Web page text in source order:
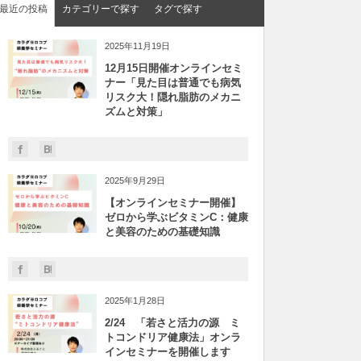
最近の投稿 カテゴリーで探す タグで探す
2025年11月19日
12月15日開催オンラインセミ
ナー「見た目は普通でも病気
リスク大！隠れ脂肪のメカニ
ズムと対策」
2025年9月29日
【オンラインセミナー開催】
ゼロから学ぶビタミンC：健康
と美容のための基礎知識
2025年1月28日
2/24 「若さと活力の源 ミ
トコンドリア健康法」オンラ
インセミナーを開催します